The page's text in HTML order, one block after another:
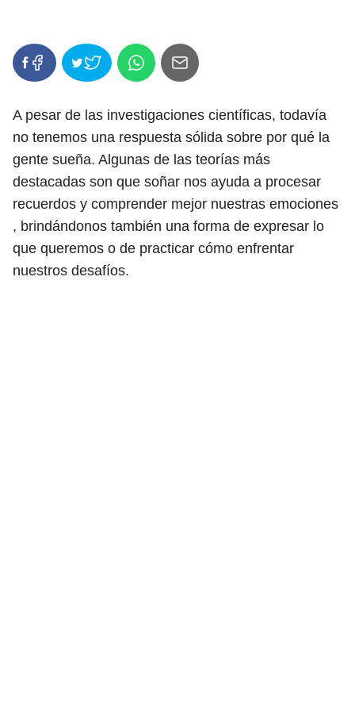
A pesar de las investigaciones científicas, todavía
no tenemos una respuesta sólida sobre por qué la
gente sueña. Algunas de las teorías más
destacadas son que soñar nos ayuda a procesar
recuerdos y comprender mejor nuestras emociones
, brindándonos también una forma de expresar lo
que queremos o de practicar cómo enfrentar
nuestros desafíos.